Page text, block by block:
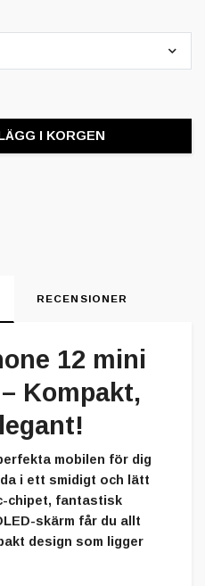
I KORGEN
RECENSIONER
12 mini
Kompakt,
mobilen för dig
i ett smidigt och lätt
chipet, fantastisk
skärm får du allt
design som ligger